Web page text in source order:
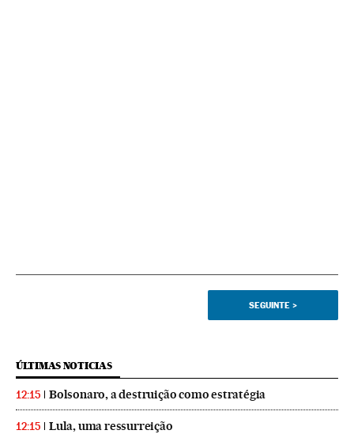
SEGUINTE >
ÚLTIMAS NOTICIAS
12:15 Bolsonaro, a destruição como estratégia
12:15 Lula, uma ressurreição